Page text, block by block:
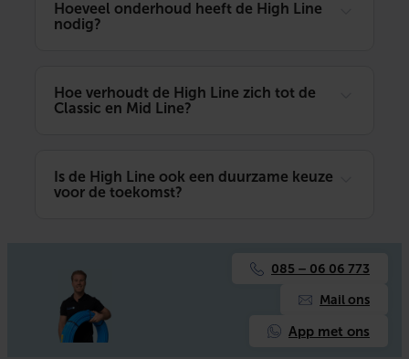
Hoeveel onderhoud heeft de High Line
nodig?
Hoe verhoudt de High Line zich tot de
Classic en Mid Line?
Is de High Line ook een duurzame keuze
voor de toekomst?
085 – 06 06 773
Mail ons
App met ons